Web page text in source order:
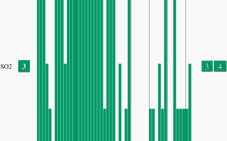
SO2 3 3 4